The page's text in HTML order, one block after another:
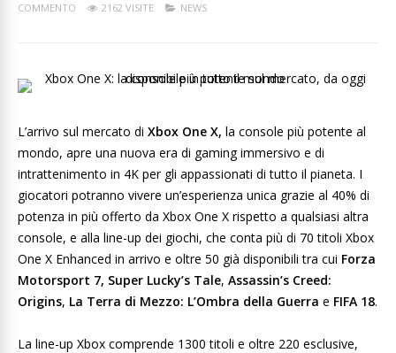
COMMENTO
2162 VISITE NEWS
L’arrivo sul mercato di Xbox One X, la console più potente al
mondo, apre una nuova era di gaming immersivo e di
intrattenimento in 4K per gli appassionati di tutto il pianeta. I
giocatori potranno vivere un’esperienza unica grazie al 40% di
potenza in più offerto da Xbox One X rispetto a qualsiasi altra
console, e alla line-up dei giochi, che conta più di 70 titoli Xbox
One X Enhanced in arrivo e oltre 50 già disponibili tra cui Forza
Motorsport 7, Super Lucky’s Tale, Assassin’s Creed:
Origins, La Terra di Mezzo: L’Ombra della Guerra e FIFA 18.
La line-up Xbox comprende 1300 titoli e oltre 220 esclusive,